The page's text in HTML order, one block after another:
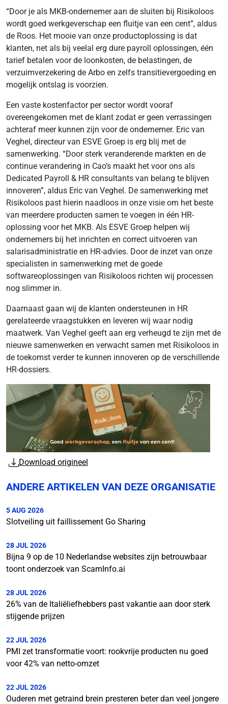
“Door je als MKB-ondernemer aan de sluiten bij Risikoloos
wordt goed werkgeverschap een fluitje van een cent”, aldus
de Roos. Het mooie van onze productoplossing is dat
klanten, net als bij veelal erg dure payroll oplossingen, één
tarief betalen voor de loonkosten, de belastingen, de
verzuimverzekering de Arbo en zelfs transitievergoeding en
mogelijk ontslag is voorzien.
Een vaste kostenfactor per sector wordt vooraf
overeengekomen met de klant zodat er geen verrassingen
achteraf meer kunnen zijn voor de ondernemer. Eric van
Veghel, directeur van ESVE Groep is erg blij met de
samenwerking. “Door sterk veranderende markten en de
continue verandering in Cao’s maakt het voor ons als
Dedicated Payroll & HR consultants van belang te blijven
innoveren”, aldus Eric van Veghel. De samenwerking met
Risikoloos past hierin naadloos in onze visie om het beste
van meerdere producten samen te voegen in één HR-
oplossing voor het MKB. Als ESVE Groep helpen wij
ondernemers bij het inrichten en correct uitvoeren van
salarisadministratie en HR-advies. Door de inzet van onze
specialisten in samenwerking met de goede
softwareoplossingen van Risikoloos richten wij processen
nog slimmer in.
Daarnaast gaan wij de klanten ondersteunen in HR
gerelateerde vraagstukken en leveren wij waar nodig
maatwerk. Van Veghel geeft aan erg verheugd te zijn met de
nieuwe samenwerken en verwacht samen met Risikoloos in
de toekomst verder te kunnen innoveren op de verschillende
HR-dossiers.
Download origineel
ANDERE ARTIKELEN VAN DEZE ORGANISATIE
5 AUG 2026
Slotveiling uit faillissement Go Sharing
28 JUL 2026
Bijna 9 op de 10 Nederlandse websites zijn betrouwbaar
toont onderzoek van ScamInfo.ai
28 JUL 2026
26% van de Italiëliefhebbers past vakantie aan door sterk
stijgende prijzen
22 JUL 2026
PMI zet transformatie voort: rookvrije producten nu goed
voor 42% van netto-omzet
22 JUL 2026
Ouderen met getraind brein presteren beter dan veel jongere